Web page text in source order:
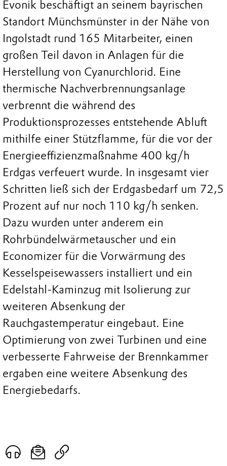
Evonik beschäftigt an seinem bayrischen
Standort Münchsmünster in der Nähe von
Ingolstadt rund 165 Mitarbeiter, einen
großen Teil davon in Anlagen für die
Herstellung von Cyanurchlorid. Eine
thermische Nachverbrennungsanlage
verbrennt die während des
Produktionsprozesses entstehende Abluft
mithilfe einer Stützflamme, für die vor der
Energieeffizienzmaßnahme 400 kg/h
Erdgas verfeuert wurde. In insgesamt vier
Schritten ließ sich der Erdgasbedarf um 72,5
Prozent auf nur noch 110 kg/h senken.
Dazu wurden unter anderem ein
Rohrbündelwärmetauscher und ein
Economizer für die Vorwärmung des
Kesselspeisewassers installiert und ein
Edelstahl-Kaminzug mit Isolierung zur
weiteren Absenkung der
Rauchgastemperatur eingebaut. Eine
Optimierung von zwei Turbinen und eine
verbesserte Fahrweise der Brennkammer
ergaben eine weitere Absenkung des
Energiebedarfs.